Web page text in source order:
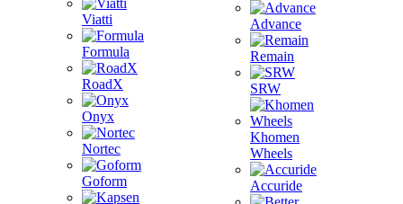
Viatti
Formula
RoadX
Onyx
Nortec
Goform
Advance
Remain
SRW
Khomen
Wheels
Accuride